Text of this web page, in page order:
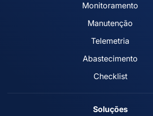
Monitoramento
Manutenção
Telemetria
Abastecimento
Checklist
Soluções